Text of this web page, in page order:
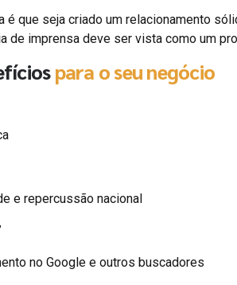
é que seja criado um relacionamento
de imprensa deve ser vista como um
para o seu negócio
e repercussão nacional
no Google e outros buscadores